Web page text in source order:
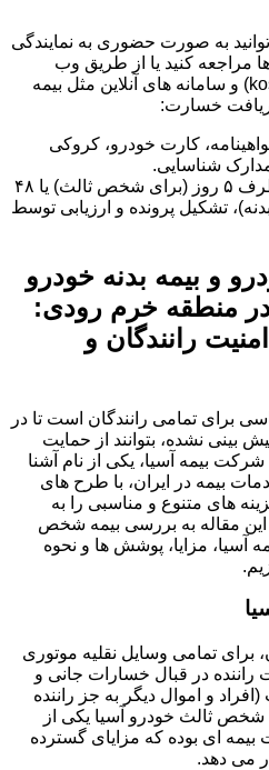
به صورت حضوری به نمایندگی
مراجعه کنید یا از طریق وب
سایت رسمی (kosarinsurance.ir) و سامانه های آنلاین مثل بیمه
دریافت خسارت:
کارت خودرو، کروکی
شناسایی.
اعلام خسارت ظرف ۵ روز (برای شخص ثالث) یا ۴۸
تشکیل پرونده و ارزیابی توسط
و بیمه بدنه خودرو
منطقه خرم رودی:
رانندگان و
برای تمامی رانندگان است تا در
بینی نشده، بتوانند از حمایت
بیمه آسیا، یکی از نام آشنا
بیمه در ایران، با طرح های
های متنوع و مناسبی را به
این مقاله به بررسی بیمه شخص
آسیا، مزایا، پوشش ها و نحوه
تمامی وسایل نقلیه موتوری
راننده در قبال خسارات جانی و
و اموال دیگر به جز راننده
ثالث خودرو آسیا یکی از
ای بوده که مزایای گسترده
می دهد.